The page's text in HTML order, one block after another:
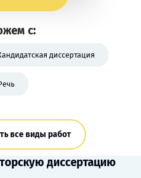
с:
диссертация
все виды работ
диссертацию